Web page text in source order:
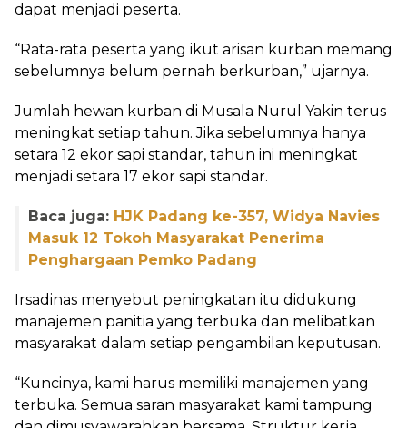
dapat menjadi peserta.
“Rata-rata peserta yang ikut arisan kurban memang
sebelumnya belum pernah berkurban,” ujarnya.
Jumlah hewan kurban di Musala Nurul Yakin terus
meningkat setiap tahun. Jika sebelumnya hanya
setara 12 ekor sapi standar, tahun ini meningkat
menjadi setara 17 ekor sapi standar.
Baca juga: HJK Padang ke-357, Widya Navies
Masuk 12 Tokoh Masyarakat Penerima
Penghargaan Pemko Padang
Irsadinas menyebut peningkatan itu didukung
manajemen panitia yang terbuka dan melibatkan
masyarakat dalam setiap pengambilan keputusan.
“Kuncinya, kami harus memiliki manajemen yang
terbuka. Semua saran masyarakat kami tampung